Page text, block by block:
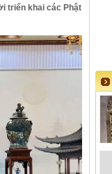
triển khai các Phật